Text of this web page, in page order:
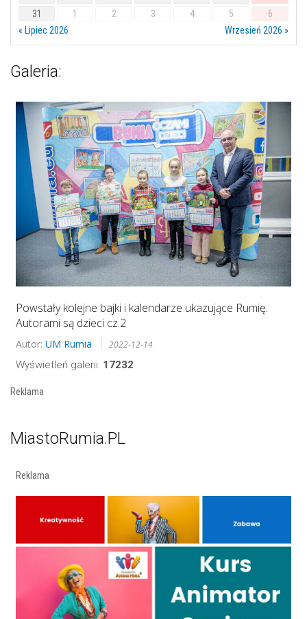
31
1 2 3 4 5
6
« Lipiec 2026
Wrzesień 2026 »
Galeria:
Powstały kolejne bajki i kalendarze ukazujące Rumię.
Autorami są dzieci cz.2
Autor: UM Rumia 2022-12-14
Wyświetleń galerii: 17232
Reklama
MiastoRumia.PL
Reklama